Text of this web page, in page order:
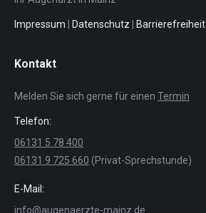
Impressum Datenschutz Barrierefreiheit
Kontakt
Melden Sie sich gerne für einen Termin
Telefon:
06131 5 78 400
06131 9 725 660 (Privat-Sprechstunde)
E-Mail:
info@augenaerzte-mainz.de